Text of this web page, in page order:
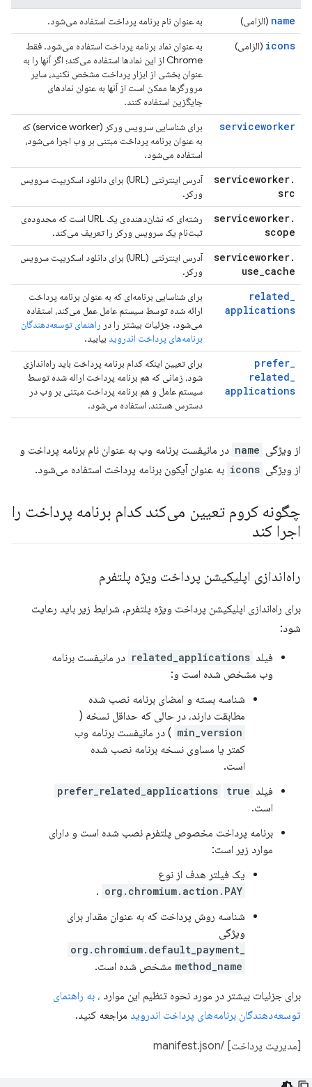
name (الزامی) به عنوان نام برنامه پرداخت استفاده می‌شود.
icons (الزامی)
به عنوان نماد برنامه پرداخت استفاده می‌شود. فقط
Chrome از این نمادها استفاده می‌کند؛ اگر آنها را به
عنوان بخشی از ابزار پرداخت مشخص نکنید، سایر
مرورگرها ممکن است از آنها به عنوان نمادهای
جایگزین استفاده کنند.
serviceworker
برای شناسایی سرویس ورکر (service worker) که
به عنوان برنامه پرداخت مبتنی بر وب اجرا می‌شود،
استفاده می‌شود.
serviceworker.
src
آدرس اینترنتی (URL) برای دانلود اسکریپت سرویس
ورکر.
serviceworker.
scope
رشته‌ای که نشان‌دهنده‌ی یک URL است که محدوده‌ی
ثبت‌نام یک سرویس ورکر را تعریف می‌کند.
serviceworker.
use_cache
آدرس اینترنتی (URL) برای دانلود اسکریپت سرویس
ورکر.
related_
applications
برای شناسایی برنامه‌ای که به عنوان برنامه پرداخت
ارائه شده توسط سیستم عامل عمل می‌کند، استفاده
می‌شود. جزئیات بیشتر را در راهنمای توسعه‌دهندگان
برنامه‌های پرداخت اندروید بیابید.
prefer_
related_
applications
برای تعیین اینکه کدام برنامه پرداخت باید راه‌اندازی
شود، زمانی که هم برنامه پرداخت ارائه شده توسط
سیستم عامل و هم برنامه پرداخت مبتنی بر وب در
دسترس هستند، استفاده می‌شود.
از ویژگی name در مانیفست برنامه وب به عنوان نام برنامه پرداخت و
از ویژگی icons به عنوان آیکون برنامه پرداخت استفاده می‌شود.
چگونه کروم تعیین می‌کند کدام برنامه پرداخت را
اجرا کند
راه‌اندازی اپلیکیشن پرداخت ویژه پلتفرم
برای راه‌اندازی اپلیکیشن پرداخت ویژه پلتفرم، شرایط زیر باید رعایت
شود:
فیلد related_applications در مانیفست برنامه
وب مشخص شده است و:
شناسه بسته و امضای برنامه نصب شده
مطابقت دارند، در حالی که حداقل نسخه (
min_version ) در مانیفست برنامه وب
کمتر یا مساوی نسخه برنامه نصب شده
است.
فیلد
prefer_related_applications true
است.
برنامه پرداخت مخصوص پلتفرم نصب شده است و دارای
موارد زیر است:
یک فیلتر هدف از نوع
org.chromium.action.PAY
.
شناسه روش پرداخت که به عنوان مقدار برای
ویژگی
org.chromium.default_payment_
method_name مشخص شده است.
برای جزئیات بیشتر در مورد نحوه تنظیم این موارد ، به راهنمای
توسعه‌دهندگان برنامه‌های پرداخت اندروید مراجعه کنید.
[مدیریت پرداخت] /manifest.json